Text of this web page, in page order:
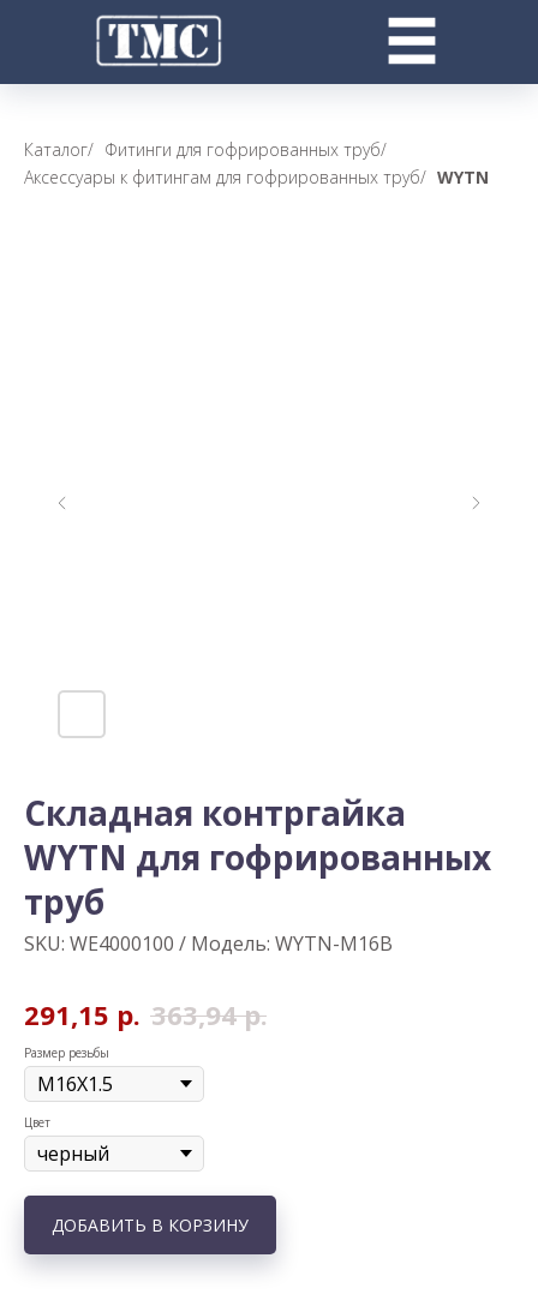
Каталог/ Фитинги для гофрированных труб/
Аксессуары к фитингам для гофрированных труб/ WYTN
Складная контргайка
WYTN для гофрированных
труб
SKU: WE4000100 / Модель: WYTN-M16B
291,15 р. 363,94 р.
Размер резьбы
Цвет
ДОБАВИТЬ В КОРЗИНУ